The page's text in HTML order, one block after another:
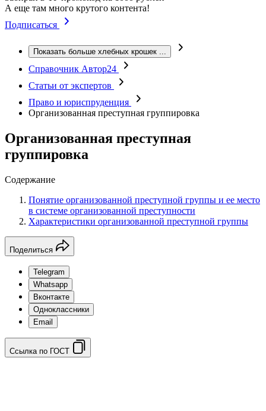
А еще там много крутого контента!
Подписаться
Показать больше хлебных крошек ...
Справочник Автор24
Статьи от экспертов
Право и юриспруденция
Организованная преступная группировка
Организованная преступная
группировка
Содержание
Понятие организованной преступной группы и ее место
в системе организованной преступности
Характеристики организованной преступной группы
Поделиться
Telegram
Whatsapp
Вконтакте
Одноклассники
Email
Ссылка по ГОСТ